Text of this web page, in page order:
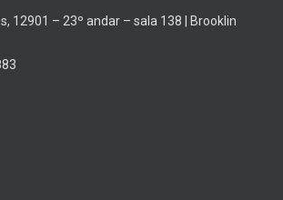
12901 – 23º andar – sala 138 | Brooklin